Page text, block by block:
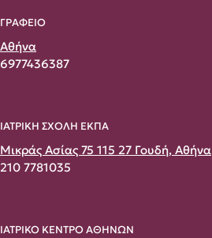
ΓΡΑΦΕΙΟ
Αθήνα
6977436387
ΙΑΤΡΙΚΗ ΣΧΟΛΗ ΕΚΠΑ
Μικράς Ασίας 75 115 27 Γουδή, Αθήνα
210 7781035
ΙΑΤΡΙΚΟ ΚΕΝΤΡΟ ΑΘΗΝΩΝ